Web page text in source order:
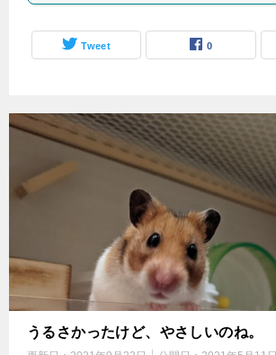
Tweet 0
うるさかったけど、やさしいのね。